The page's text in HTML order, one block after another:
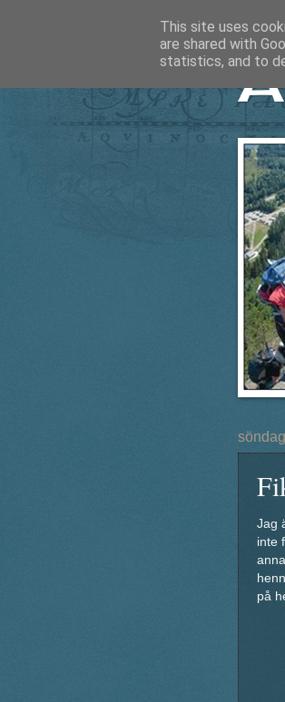
Jag
inte
på
This site uses
are shared with
statistics, and to